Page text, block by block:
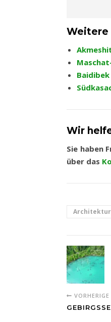
Weitere
Wir
Sie haben
über das
Architektur
VORHERIGE